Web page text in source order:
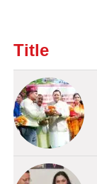
Title